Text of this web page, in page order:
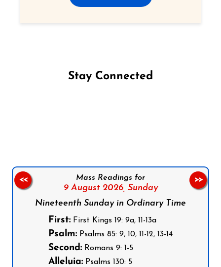
Stay Connected
Mass Readings for
9 August 2026, Sunday
Nineteenth Sunday in Ordinary Time
First: First Kings 19: 9a, 11-13a
Psalm: Psalms 85: 9, 10, 11-12, 13-14
Second: Romans 9: 1-5
Alleluia: Psalms 130: 5
<< >>